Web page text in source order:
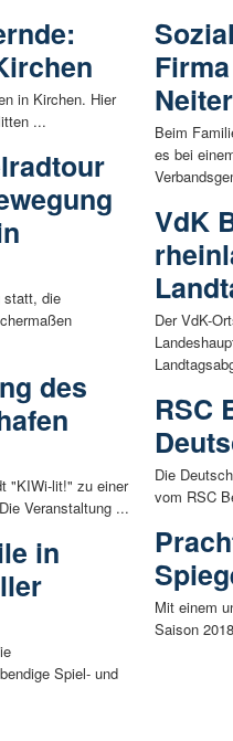
in Kirchen. Hier
...
statt, die
des
"KIWi-lit!" zu einer
Veranstaltung ...
in
Spiel- und
Beim
es bei
VdK
Der VdK-
RSC
Die
vom RSC
Mit einem
Saison